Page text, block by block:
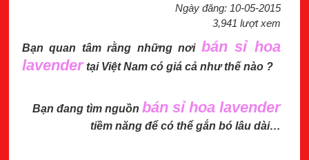
Ngày đăng: 10-05-2015
3,941 lượt xem
Bạn quan tâm rằng những nơi bán sỉ hoa
lavendertại Việt Nam có giá cả như thế nào ?
Bạn đang tìm nguồn bán sỉ hoa lavender
tiềm năng để có thể gắn bó lâu dài…